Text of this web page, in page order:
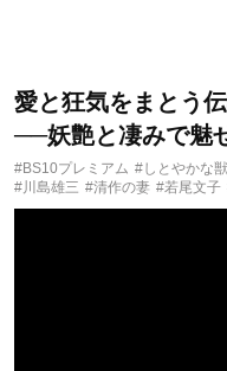
愛と狂気をまとう
──妖艶と凄みで魅
#BS10プレミアム #しとやかな獣
#川島雄三 #清作の妻 #若尾文子